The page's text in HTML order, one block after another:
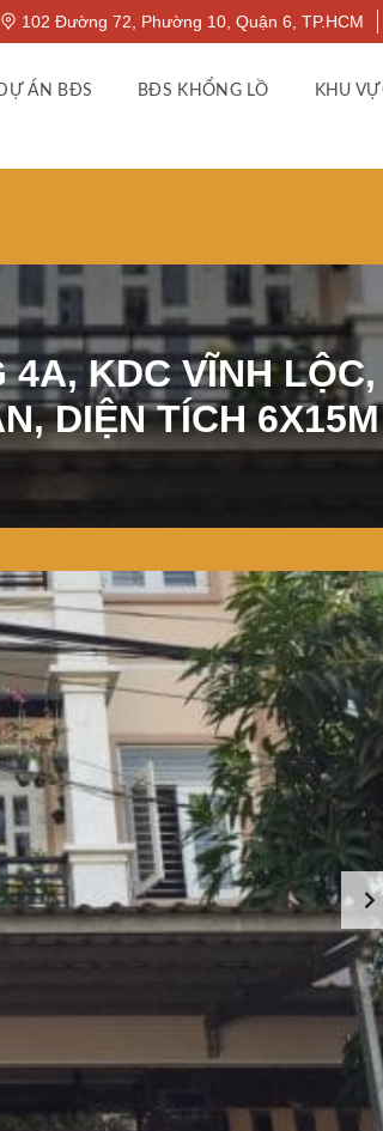
102 Đường 72, Phường 10, Quận 6, TP.HCM
ÁN BĐS BĐS KHỔNG LỒ KHU
KDC VĨNH
DIỆN TÍCH 6X15M